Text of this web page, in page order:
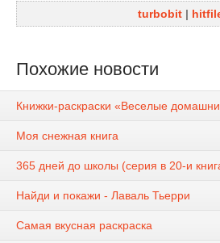
turbobit |
Похожие новости
Книжки-раскраски «Веселые
Моя снежная книга
365 дней до школы (серия в 20-и
Найди и покажи - Лаваль Тьерри
Самая вкусная раскраска